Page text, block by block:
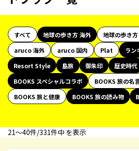
すべて 地球の歩き方 海外
地球の歩き方
aruco 海外
aruco 国内 Plat
ラン
Resort Style
島旅 御朱印 歴史時代
BOOKS スペシャルコラボ
BOOKS 旅の名
BOOKS 旅と健康
BOOKS 旅の読み物
21〜40件/331件中 を表示